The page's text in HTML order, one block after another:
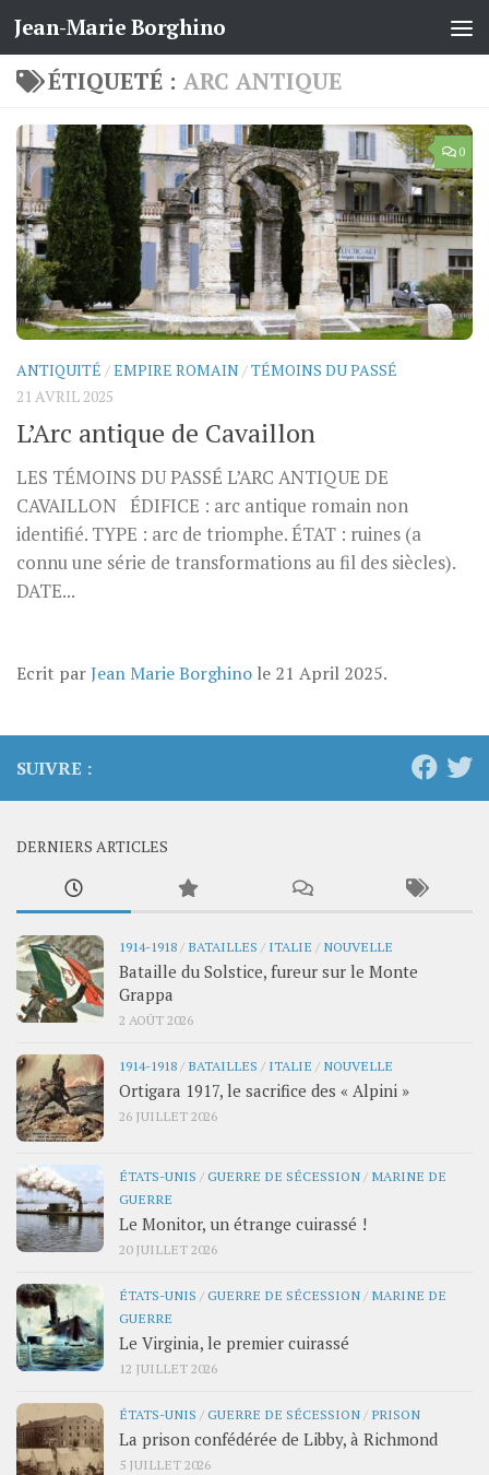
Skip to content
Jean-Marie Borghino
ÉTIQUETÉ : ARC ANTIQUE
0
ANTIQUITÉ /EMPIRE ROMAIN /TÉMOINS DU PASSÉ
21 AVRIL 2025
L’Arc antique de Cavaillon
LES TÉMOINS DU PASSÉ L’ARC ANTIQUE DE
CAVAILLON ÉDIFICE : arc antique romain non
identifié. TYPE : arc de triomphe. ÉTAT : ruines (a
connu une série de transformations au fil des siècles).
DATE...
Ecrit parJean Marie Borghino le 21 April 2025.
SUIVRE :
DERNIERS ARTICLES
1914-1918 / BATAILLES / ITALIE / NOUVELLE
Bataille du Solstice, fureur sur le Monte
Grappa
2 AOÛT 2026
1914-1918 / BATAILLES / ITALIE / NOUVELLE
Ortigara 1917, le sacrifice des « Alpini »
26 JUILLET 2026
ÉTATS-UNIS /GUERRE DE SÉCESSION / MARINE DE
GUERRE
Le Monitor, un étrange cuirassé !
20 JUILLET 2026
ÉTATS-UNIS /GUERRE DE SÉCESSION / MARINE DE
GUERRE
Le Virginia, le premier cuirassé
12 JUILLET 2026
ÉTATS-UNIS /GUERRE DE SÉCESSION / PRISON
La prison confédérée de Libby, à Richmond
5 JUILLET 2026